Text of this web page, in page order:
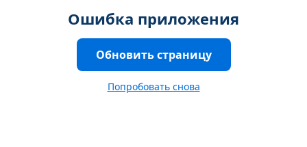
Ошибка приложения
Обновить страницу
Попробовать снова